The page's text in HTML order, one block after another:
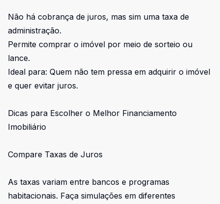
Não há cobrança de juros, mas sim uma taxa de
administração.
Permite comprar o imóvel por meio de sorteio ou
lance.
Ideal para: Quem não tem pressa em adquirir o imóvel
e quer evitar juros.
Dicas para Escolher o Melhor Financiamento
Imobiliário
Compare Taxas de Juros
As taxas variam entre bancos e programas
habitacionais. Faça simulações em diferentes